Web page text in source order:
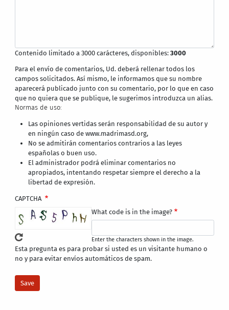
Contenido limitado a 3000 carácteres, disponibles:3000
Para el envío de comentarios, Ud. deberá rellenar todos los
campos solicitados. Así mismo, le informamos que su nombre
aparecerá publicado junto con su comentario, por lo que en caso
que no quiera que se publique, le sugerimos introduzca un alias.
Normas de uso:
Las opiniones vertidas serán responsabilidad de su autor y
en ningún caso de www.madrimasd.org,
No se admitirán comentarios contrarios a las leyes
españolas o buen uso.
El administrador podrá eliminar comentarios no
apropiados, intentando respetar siempre el derecho a la
libertad de expresión.
CAPTCHA
What code is in the image?
Enter the characters shown in the image.
Esta pregunta es para probar si usted es un visitante humano o
no y para evitar envíos automáticos de spam.